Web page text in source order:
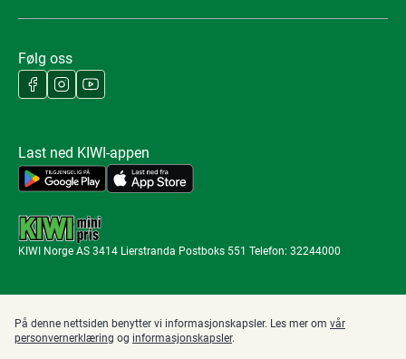
Følg oss
Last ned KIWI-appen
KIWI Norge AS 3414 Lierstranda Postboks 551 Telefon: 32244000
På denne nettsiden benytter vi informasjonskapsler. Les mer om vår
personvernerklæring og informasjonskapsler.